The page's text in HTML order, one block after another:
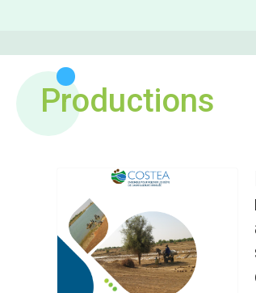
Productions